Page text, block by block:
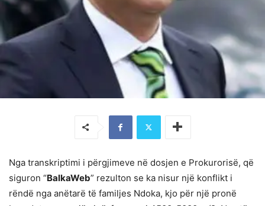
Nga transkriptimi i përgjimeve në dosjen e Prokurorisë, që
siguron “BalkaWeb” rezulton se ka nisur një konflikt i
rëndë nga anëtarë të familjes Ndoka, kjo për një pronë